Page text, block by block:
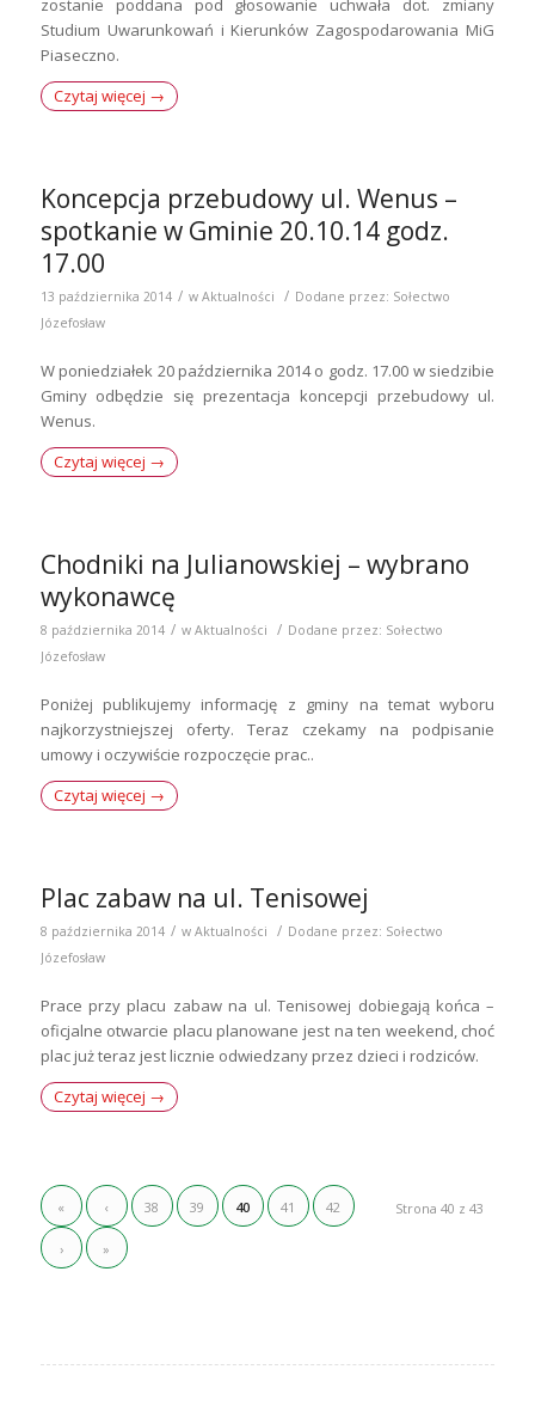
zostanie poddana pod głosowanie uchwała dot. zmiany
Studium Uwarunkowań i Kierunków Zagospodarowania MiG
Piaseczno.
Czytaj więcej →
Koncepcja przebudowy ul. Wenus –
spotkanie w Gminie 20.10.14 godz.
17.00
13 października 2014 / w Aktualności / Dodane przez: Sołectwo
Józefosław
W poniedziałek 20 października 2014 o godz. 17.00 w siedzibie
Gminy odbędzie się prezentacja koncepcji przebudowy ul.
Wenus.
Czytaj więcej →
Chodniki na Julianowskiej – wybrano
wykonawcę
8 października 2014 / w Aktualności / Dodane przez: Sołectwo
Józefosław
Poniżej publikujemy informację z gminy na temat wyboru
najkorzystniejszej oferty. Teraz czekamy na podpisanie
umowy i oczywiście rozpoczęcie prac..
Czytaj więcej →
Plac zabaw na ul. Tenisowej
8 października 2014 / w Aktualności / Dodane przez: Sołectwo
Józefosław
Prace przy placu zabaw na ul. Tenisowej dobiegają końca –
oficjalne otwarcie placu planowane jest na ten weekend, choć
plac już teraz jest licznie odwiedzany przez dzieci i rodziców.
Czytaj więcej →
Strona 40 z 43
« ‹ 38 39 40 41 42
› »